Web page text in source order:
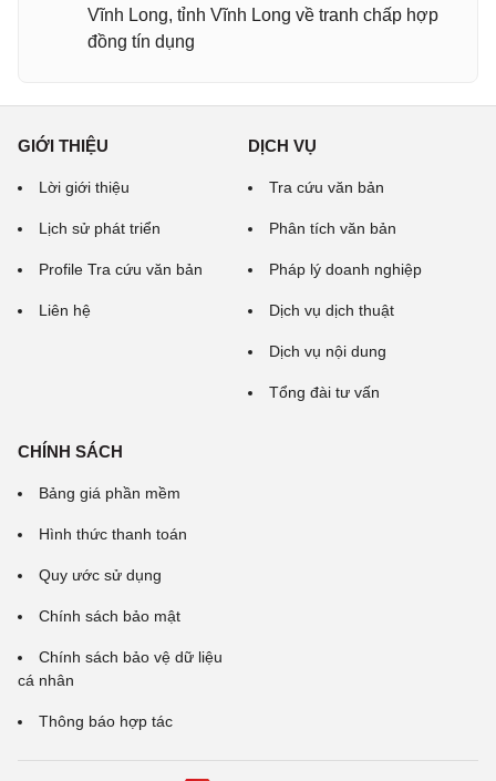
Vĩnh Long, tỉnh Vĩnh Long về tranh chấp hợp
đồng tín dụng
GIỚI THIỆU
Lời giới thiệu
Lịch sử phát triển
Profile Tra cứu văn bản
Liên hệ
DỊCH VỤ
Tra cứu văn bản
Phân tích văn bản
Pháp lý doanh nghiệp
Dịch vụ dịch thuật
Dịch vụ nội dung
Tổng đài tư vấn
CHÍNH SÁCH
Bảng giá phần mềm
Hình thức thanh toán
Quy ước sử dụng
Chính sách bảo mật
Chính sách bảo vệ dữ liệu
cá nhân
Thông báo hợp tác